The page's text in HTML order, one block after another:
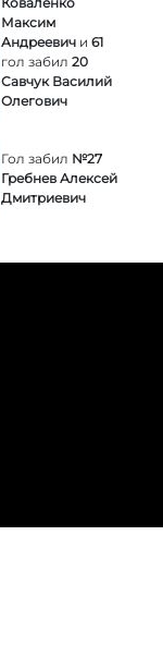
Максим
Андреевичи 61
гол забил 20
Савчук Василий
Олегович
Гол забил №27
Гребнев Алексей
Дмитриевич